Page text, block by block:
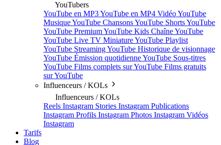
YouTubers
YouTube en MP3YouTube en MP4 Vidéo YouTube
Musique YouTube Chansons YouTube Shorts YouTube
YouTube PremiumYouTube Kids Chaîne YouTube
YouTube Live TV Miniature YouTube Playlist
YouTube Streaming YouTube Historique de visionnage
YouTube Émission quotidienne YouTube Sous-titres
YouTube Films complets sur YouTube Films gratuits
sur YouTube
Influenceurs / KOLs
Influenceurs / KOLs
Reels Instagram Stories Instagram Publications
Instagram Profils Instagram Photos Instagram Vidéos
Instagram
Tarifs
Blog